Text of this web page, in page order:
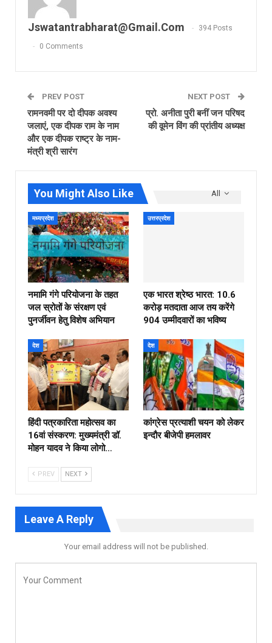
Jswatantrabharat@gmail.com 394 Posts
0 Comments
PREV POST
रामनवमी पर दो दीपक अवश्य
जलाएं, एक दीपक राम के नाम
और एक दीपक राष्ट्र के नाम-
मंत्री श्री सारंग
NEXT POST
प्रो. अनीता पुरी बनीं जन परिषद
की वूमेन विंग की प्रांतीय अध्यक्ष
All
You Might Also Like
मध्यप्रदेश
नमामि गंगे परियोजना के तहत
जल स्रोतों के संरक्षण एवं
पुनर्जीवन हेतु विशेष अभियान
उत्तरप्रदेश
एक भारत श्रेष्ठ भारत: 10.6
करोड़ मतदाता आज तय करेंगे
904 उम्मीदवारों का भविष्य
देश
हिंदी पत्रकारिता महोत्सव का
16वां संस्करण: मुख्यमंत्री डॉ.
मोहन यादव ने किया लोगो…
देश
कांग्रेस प्रत्याशी चयन को लेकर
इन्दौर बीजेपी हमलावर
PREV NEXT
Leave A Reply
Your email address will not be published.